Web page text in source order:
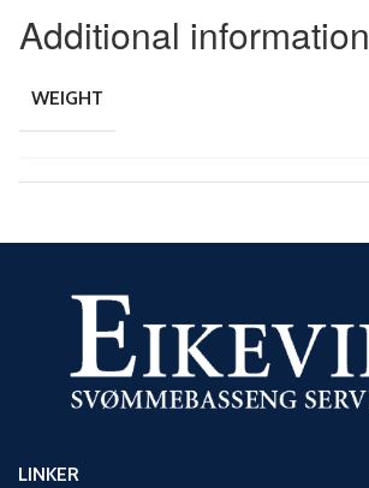
Additional information
WEIGHT
LINKER